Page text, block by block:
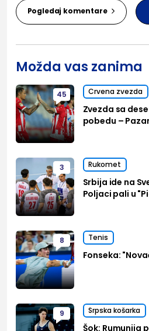
Pogledaj komentare
Možda vas zanima
45 Crvena zvezda
Zvezda sa
pobedu –
3 Rukomet
Srbija ide na
Poljaci pali u
8 Tenis
Fonseka:
9 Srpska košarka
Šok: Rumunija